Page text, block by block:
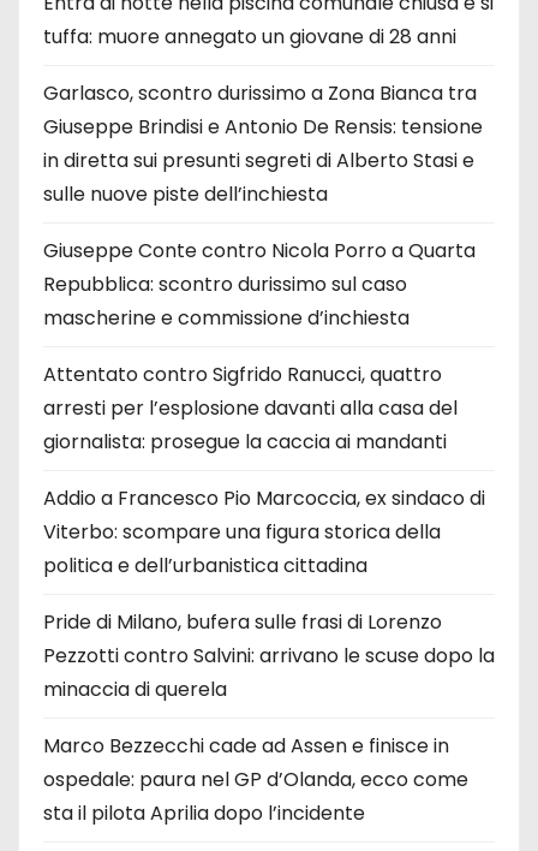
tuffa: muore annegato un giovane di 28 anni
Garlasco, scontro durissimo a Zona Bianca tra
Giuseppe Brindisi e Antonio De Rensis: tensione
in diretta sui presunti segreti di Alberto Stasi e
sulle nuove piste dell’inchiesta
Giuseppe Conte contro Nicola Porro a Quarta
Repubblica: scontro durissimo sul caso
mascherine e commissione d’inchiesta
Attentato contro Sigfrido Ranucci, quattro
arresti per l’esplosione davanti alla casa del
giornalista: prosegue la caccia ai mandanti
Addio a Francesco Pio Marcoccia, ex sindaco di
Viterbo: scompare una figura storica della
politica e dell’urbanistica cittadina
Pride di Milano, bufera sulle frasi di Lorenzo
Pezzotti contro Salvini: arrivano le scuse dopo la
minaccia di querela
Marco Bezzecchi cade ad Assen e finisce in
ospedale: paura nel GP d’Olanda, ecco come
sta il pilota Aprilia dopo l’incidente